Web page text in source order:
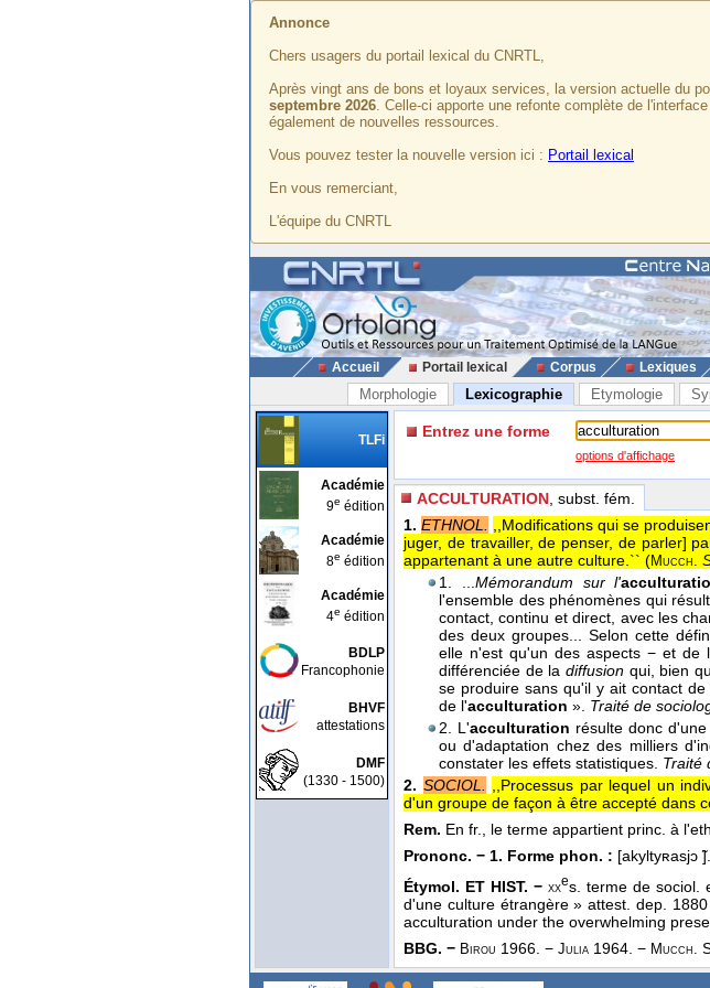
Annonce
Chers usagers du portail lexical du CNRTL,
Après vingt ans de bons et loyaux services, la version actuelle du
septembre 2026. Celle-ci apporte une refonte complète de
également de nouvelles ressources.
Vous pouvez tester la nouvelle version ici : Portail lexical
En vous remerciant,
L'équipe du CNRTL
Accueil Portail lexical Corpus Lexiques
Morphologie Lexicographie Etymologie
TLFi
Académie
9e édition
Académie
8e édition
Académie
4e édition
BDLP
Francophonie
BHVF
attestations
DMF
(1330 - 1500)
Entrez une forme
options d'affichage
ACCULTURATION , subst. fém.
1. ETHNOL. ,,Modifications qui se
juger, de travailler, de penser, de parler]
appartenant à une autre culture.`` (Mucch.
1. ...Mémorandum sur l'
l'ensemble des phénomènes qui
contact, continu et direct, avec les
des deux groupes... Selon cette
elle n'est qu'un des aspects − et de
différenciée de la diffusionqui, bien
se produire sans qu'il y ait contact
de l'acculturation ». Traité de
2. L'acculturation résulte donc
ou d'adaptation chez des milliers
constater les effets statistiques. Traité
2. SOCIOL. ,,Processus par lequel un
d'un groupe de façon à être accepté dans
Rem. En fr., le terme appartient princ. à
Prononc. − 1. Forme phon. : [akyltyʀasjɔ ̃].
Étymol. ET HIST. − xxes. terme de sociol.
d'une culture étrangère » attest. dep.
acculturation under the overwhelming
BBG. − Birou 1966. − Julia 1964. − Mucch.